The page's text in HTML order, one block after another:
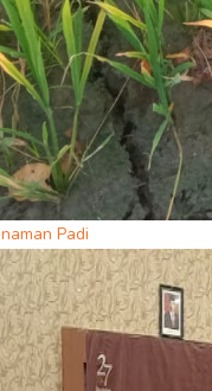
Padi